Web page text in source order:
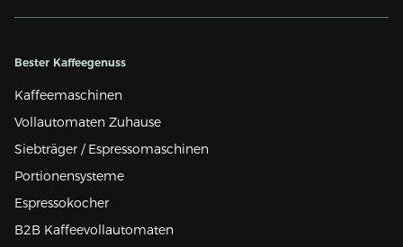
Bester Kaffeegenuss
Kaffeemaschinen
Vollautomaten Zuhause
Siebträger / Espressomaschinen
Portionensysteme
Espressokocher
B2B Kaffeevollautomaten